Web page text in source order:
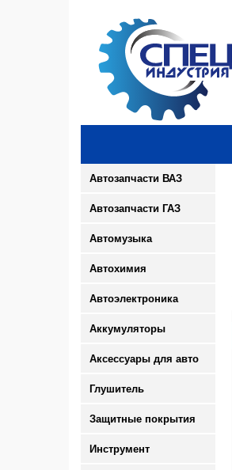
Автозапчасти ВАЗ
Автозапчасти ГАЗ
Автомузыка
Автохимия
Автоэлектроника
Аккумуляторы
Аксессуары для авто
Глушитель
Защитные покрытия
Инструмент